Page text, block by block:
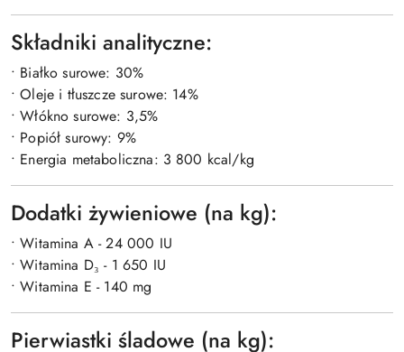
Składniki analityczne:
• Białko surowe: 30%
• Oleje i tłuszcze surowe: 14%
• Włókno surowe: 3,5%
• Popiół surowy: 9%
• Energia metaboliczna: 3 800 kcal/kg
Dodatki żywieniowe (na kg):
• Witamina A - 24 000 IU
• Witamina D₃ - 1 650 IU
• Witamina E - 140 mg
Pierwiastki śladowe (na kg):